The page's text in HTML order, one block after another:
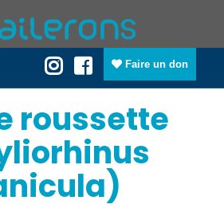
Faire un don
roussette